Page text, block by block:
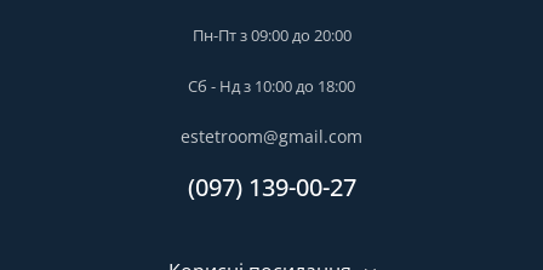
Пн-Пт з 09:00 до 20:00
Сб - Нд з 10:00 до 18:00
estetroom@gmail.com
(097) 139-00-27